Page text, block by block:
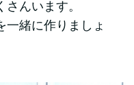
んいます。
一緒に作りましょ